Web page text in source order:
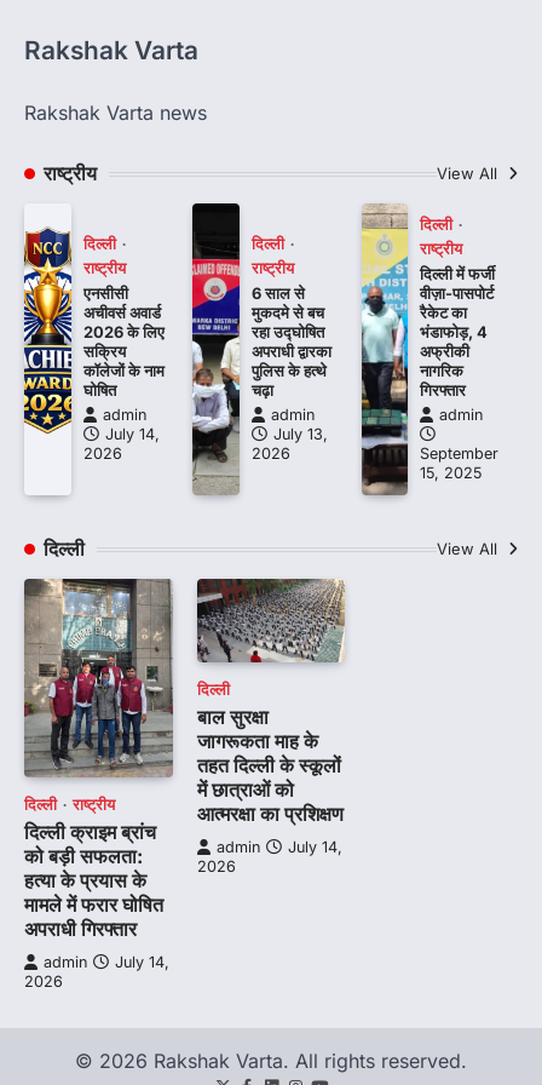
Rakshak Varta
Rakshak Varta news
राष्ट्रीय View All
दिल्ली
राष्ट्रीय
एनसीसी
अचीवर्स अवार्ड
2026 के लिए
सक्रिय
कॉलेजों के नाम
घोषित
admin
July 14,
2026
दिल्ली
राष्ट्रीय
6 साल से
मुकदमे से बच
रहा उद्घोषित
अपराधी द्वारका
पुलिस के हत्थे
चढ़ा
admin
July 13,
2026
दिल्ली
राष्ट्रीय
दिल्ली में फर्जी
वीज़ा-पासपोर्ट
रैकेट का
भंडाफोड़, 4
अफ्रीकी
नागरिक
गिरफ्तार
admin
September
15, 2025
दिल्ली View All
दिल्ली राष्ट्रीय
दिल्ली क्राइम ब्रांच
को बड़ी सफलता:
हत्या के प्रयास के
मामले में फरार घोषित
अपराधी गिरफ्तार
admin
July 14,
2026
दिल्ली
बाल सुरक्षा
जागरूकता माह के
तहत दिल्ली के स्कूलों
में छात्राओं को
आत्मरक्षा का प्रशिक्षण
admin
July 14,
2026
© 2026 Rakshak Varta. All rights reserved.